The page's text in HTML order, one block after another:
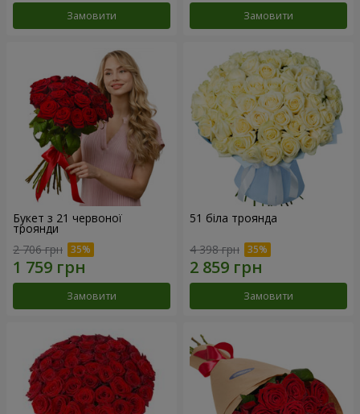
Замовити Замовити
Букет з 21 червоної
троянди
2 706 грн
Замовити
51 біла троянда
4 398 грн
Замовити